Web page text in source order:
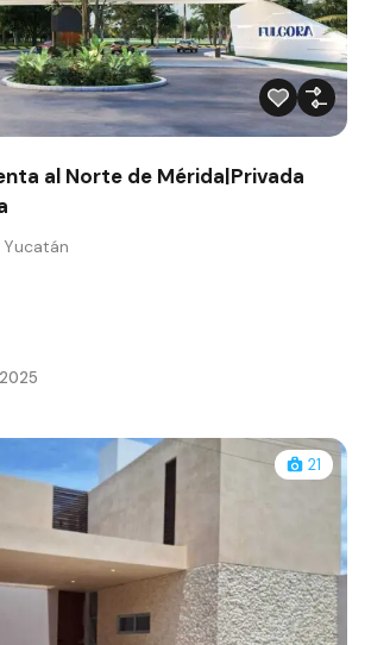
al Norte de Mérida|Privada
21